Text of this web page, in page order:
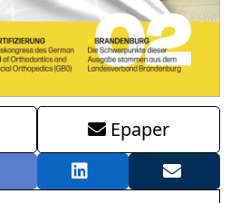
Epaper